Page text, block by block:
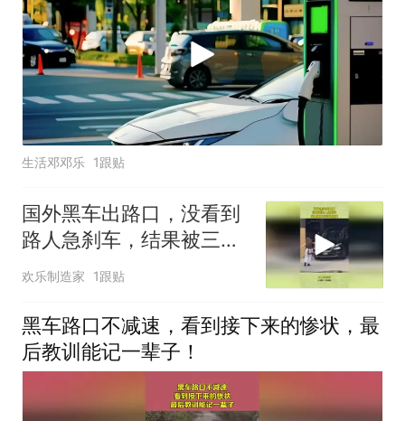
生活邓邓乐 1跟贴
国外黑车出路口，没看到
路人急刹车，结果被三次
当场报复！
欢乐制造家 1跟贴
黑车路口不减速，看到接下来的惨状，最
后教训能记一辈子！